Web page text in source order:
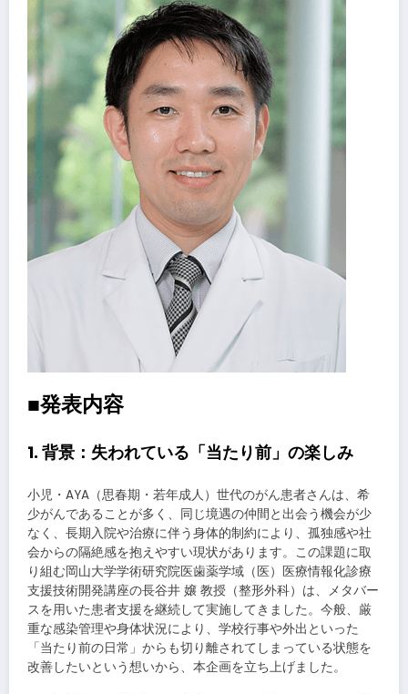
■発表内容
1. 背景：失われている「当たり前」の楽しみ
小児・AYA（思春期・若年成人）世代のがん患者さんは、希
少がんであることが多く、同じ境遇の仲間と出会う機会が少
なく、長期入院や治療に伴う身体的制約により、孤独感や社
会からの隔絶感を抱えやすい現状があります。この課題に取
り組む岡山大学学術研究院医歯薬学域（医）医療情報化診療
支援技術開発講座の長谷井 嬢 教授（整形外科）は、メタバー
スを用いた患者支援を継続して実施してきました。今般、厳
重な感染管理や身体状況により、学校行事や外出といった
「当たり前の日常」からも切り離されてしまっている状態を
改善したいという想いから、本企画を立ち上げました。